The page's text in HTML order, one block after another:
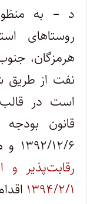
د – به
روستاهای
هرمزگان،
نفت از طریق
۱۳۹۲/۱۲/۶ و ماده (۱۲)
رقابت‌پذیر
۱۳۹۴/۲/۱